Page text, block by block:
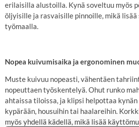
erilaisilla alustoilla. Kynä soveltuu myös
öljyisille ja rasvaisille pinnoille, mikä
työmaalla.
Nopea kuivumisaika ja ergonominen
Muste kuivuu nopeasti, vähentäen
nopeuttaen työskentelyä. Ohut runko
ahtaissa tiloissa, ja klipsi helpottaa
kypärään, housuihin tai haalareihin.
myös yhdellä kädellä, mikä lisää